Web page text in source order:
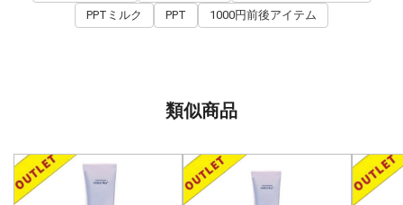
PPTミルク
PPT 1000円前後アイテム
類似商品